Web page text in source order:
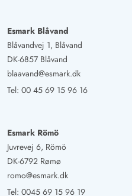
Esmark Blåvand
Blåvandvej 1, Blåvand
DK-6857 Blåvand
blaavand@esmark.dk
Tel: 00 45 69 15 96 16
Esmark Römö
Juvrevej 6, Römö
DK-6792 Rømø
romo@esmark.dk
Tel: 0045 69 15 96 19